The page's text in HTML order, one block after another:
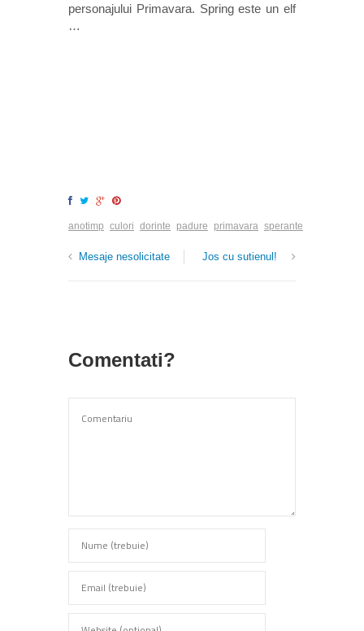
personajului Primavara. Spring este un elf
…
anotimp culori dorinte padure primavara sperante
Mesaje nesolicitate Jos cu sutienul!
Comentati?